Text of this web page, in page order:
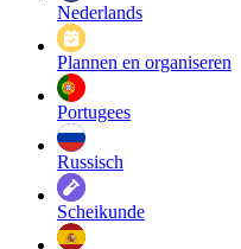
Nederlands
Plannen en organiseren
Portugees
Russisch
Scheikunde